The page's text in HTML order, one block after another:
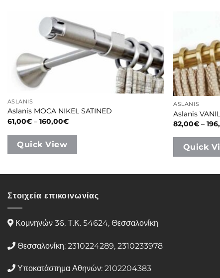
ASLANIS
Aslanis MOCA NIKEL SATINED
61,00€ – 160,00€Price
61,00€
Quick View
ASLANIS
Aslanis
82,00€ –
Quick
Στοιχεία επικοινωνίας
Κομνηνών 36, Τ.Κ. 54624, Θεσσαλονίκη
Θεσσαλονίκη: 2310224289, 2310233978
Υποκατάστημα Αθηνών: 2102204383